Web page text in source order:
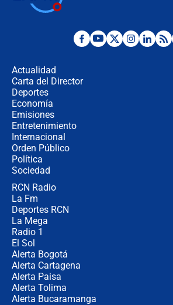
Desde
Actualidad
Carta del Director
Deportes
Economía
Emisiones
Entretenimiento
Internacional
Orden Público
Política
Sociedad
RCN Radio
La Fm
Deportes RCN
La Mega
Radio 1
El Sol
Alerta Bogotá
Alerta Cartagena
Alerta Paisa
Alerta Tolima
Alerta Bucaramanga